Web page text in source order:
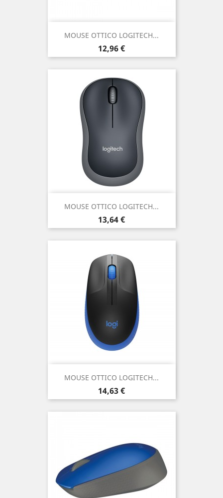
MOUSE OTTICO LOGITECH...
Prezzo
12,96 €
MOUSE OTTICO LOGITECH...
Prezzo
13,64 €
MOUSE OTTICO LOGITECH...
Prezzo
14,63 €